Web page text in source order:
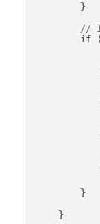
        }
// If
if
        }
    }